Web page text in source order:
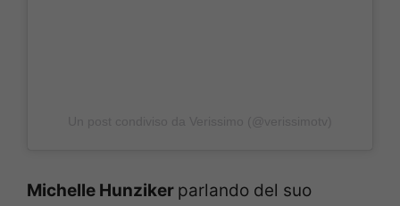
Michelle Hunziker parlando del suo